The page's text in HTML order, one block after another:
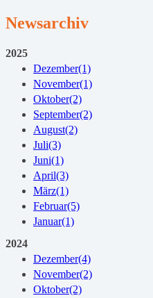
Newsarchiv
2025
Dezember(1)
November(1)
Oktober(2)
September(2)
August(2)
Juli(3)
Juni(1)
April(3)
März(1)
Februar(5)
Januar(1)
2024
Dezember(4)
November(2)
Oktober(2)